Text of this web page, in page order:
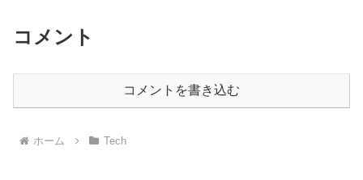
コメント
コメントを書き込む
ホーム Tech